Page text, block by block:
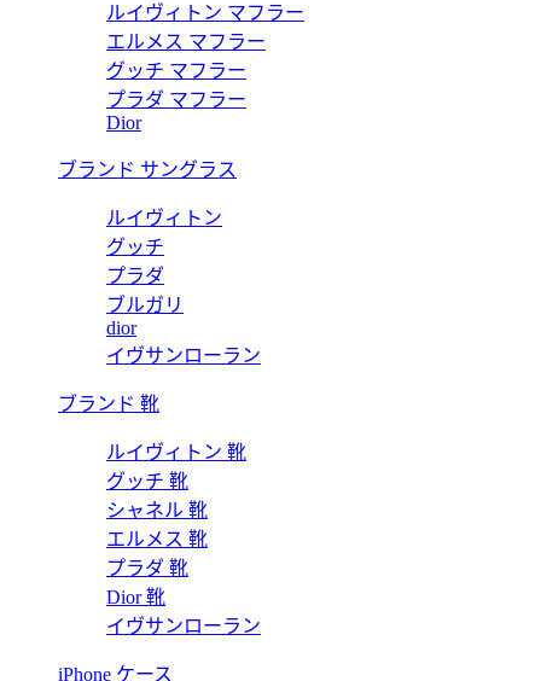
ルイヴィトン マフラー
エルメス マフラー
グッチ マフラー
プラダ マフラー
Dior
ブランド サングラス
ルイヴィトン
グッチ
プラダ
ブルガリ
dior
イヴサンローラン
ブランド 靴
ルイヴィトン 靴
グッチ 靴
シャネル 靴
エルメス 靴
プラダ 靴
Dior 靴
イヴサンローラン
iPhone ケース